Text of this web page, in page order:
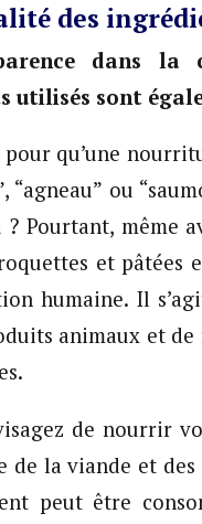
des
dans la
utilisés sont
pour qu’une
“agneau” ou
? Pourtant, même
et pâtées
humaine. Il
animaux et
de nourrir
de la viande et
peut être